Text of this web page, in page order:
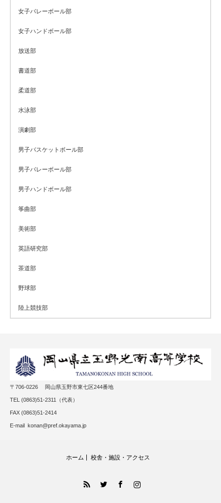
女子バレーボール部
女子ハンドボール部
放送部
書道部
柔道部
水泳部
演劇部
男子バスケットボール部
男子バレーボール部
男子ハンドボール部
筝曲部
美術部
英語研究部
茶道部
野球部
陸上競技部
〒706-0226 岡山県玉野市東七区244番地
TEL (0863)51-2311（代表）
FAX (0863)51-2414
E-mail konan@pref.okayama.jp
ホーム 校舎・施設・アクセス
FacebookInstagram